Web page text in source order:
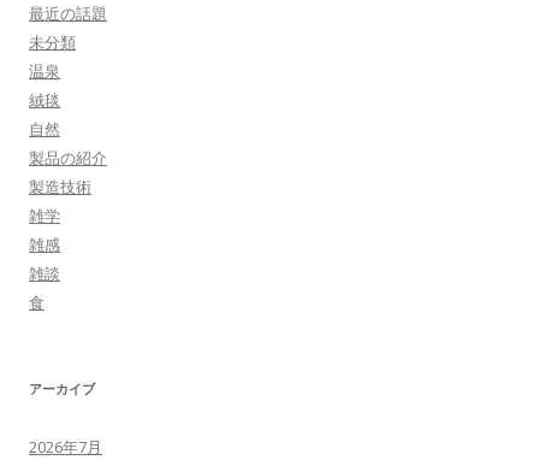
最近の話題
未分類
温泉
絨毯
自然
製品の紹介
製造技術
雑学
雑感
雑談
食
アーカイブ
2026年7月